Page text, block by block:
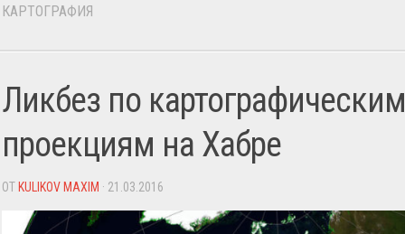
КАРТОГРАФИЯ
Ликбез по картографическим
проекциям на Хабре
ОТ KULIKOV MAXIM · 21.03.2016